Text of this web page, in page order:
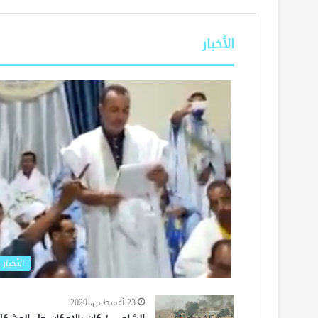
الأخبار
الأخبار
23 أغسطس، 2020